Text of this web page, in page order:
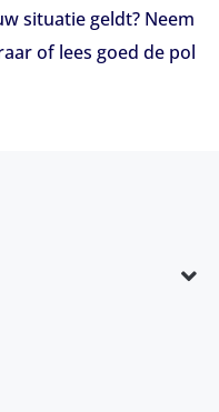
situatie geldt? Neem
of lees goed de pol